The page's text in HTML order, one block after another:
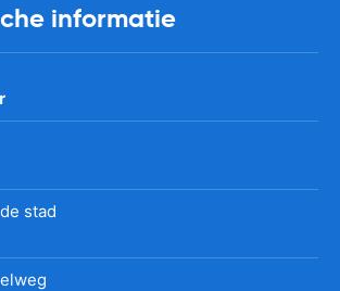
informatie
stad